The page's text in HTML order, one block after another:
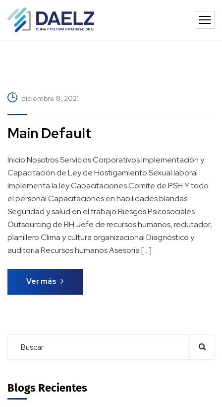
diciembre 8, 2021
Main Default
Inicio Nosotros Servicios Corporativos Implementación y
Capacitación de Ley de Hostigamiento Sexual laboral
Implementa la ley Capacitaciones Comite de PSH Y todo
el personal Capacitaciones en habilidades blandas
Seguridad y salud en el trabajo Riesgos Psicosociales
Outsourcing de RH Jefe de recursos humanos, reclutador,
planillero Clima y cultura organizacional Diagnóstico y
auditoria Recursos humanos Asesoria […]
Ver más
Blogs Recientes